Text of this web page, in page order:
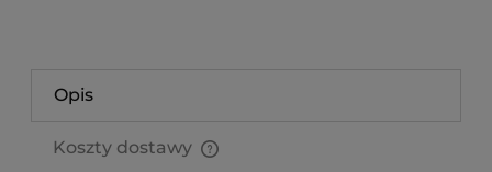
Opis
Koszty dostawy